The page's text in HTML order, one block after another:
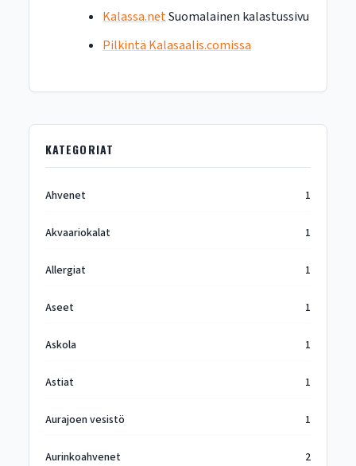
Kalassa.netSuomalainen kalastussivu
Pilkintä Kalasaalis.comissa
KATEGORIAT
Ahvenet 1
Akvaariokalat 1
Allergiat 1
Aseet 1
Askola 1
Astiat 1
Aurajoen vesistö 1
Aurinkoahvenet 2